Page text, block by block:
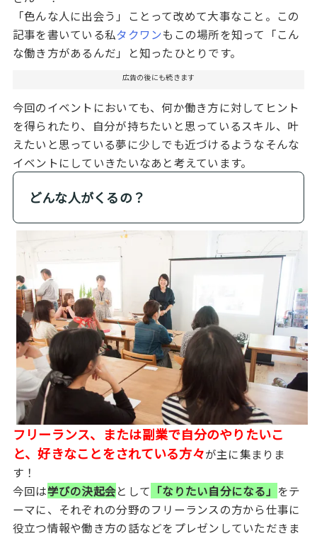
「色んな人に出会う」ことって改めて大事なこと。この
記事を書いている私タクワンもこの場所を知って「こん
な働き方があるんだ」と知ったひとりです。
広告の後にも続きます
今回のイベントにおいても、何か働き方に対してヒント
を得られたり、自分が持ちたいと思っているスキル、叶
えたいと思っている夢に少しでも近づけるようなそんな
イベントにしていきたいなあと考えています。
どんな人がくるの？
フリーランス、または副業で自分のやりたいこ
と、好きなことをされている方々が主に集まりま
す！
今回は学びの決起会として 「なりたい自分になる」 をテ
ーマに、それぞれの分野のフリーランスの方から仕事に
役立つ情報や働き方の話などをプレゼンしていただきま